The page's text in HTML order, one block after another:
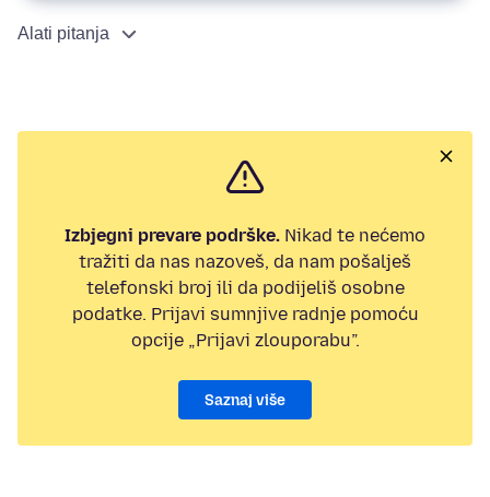
Alati pitanja
Izbjegni prevare podrške. Nikad te nećemo
tražiti da nas nazoveš, da nam pošalješ
telefonski broj ili da podijeliš osobne
podatke. Prijavi sumnjive radnje pomoću
opcije „Prijavi zlouporabu”.
Saznaj više